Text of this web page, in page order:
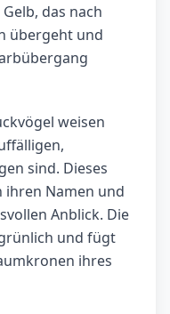
das nach
übergeht und
weisen
sind. Dieses
ihren Namen und
Anblick. Die
und fügt
ihres